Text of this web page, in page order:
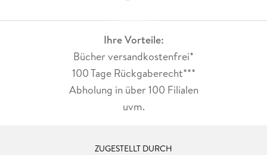
Ihre Vorteile:
Bücher versandkostenfrei*
100 Tage Rückgaberecht***
Abholung in über 100 Filialen
uvm.
ZUGESTELLT DURCH